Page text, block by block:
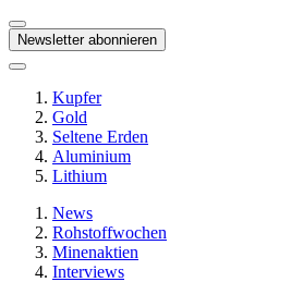
Newsletter abonnieren
Kupfer
Gold
Seltene Erden
Aluminium
Lithium
News
Rohstoffwochen
Minenaktien
Interviews